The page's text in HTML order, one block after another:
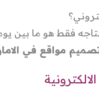
فقط هو ما
مواقع في